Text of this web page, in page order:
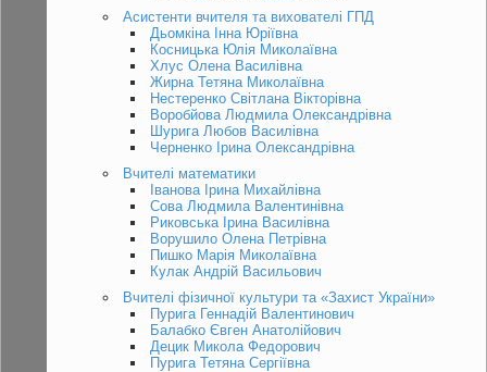
Асистенти вчителя та вихователі ГПД
Дьомкіна Інна Юріївна
Косницька Юлія Миколаївна
Хлус Олена Василівна
Жирна Тетяна Миколаївна
Нестеренко Світлана Вікторівна
Воробйова Людмила Олександрівна
Шурига Любов Василівна
Черненко Ірина Олександрівна
Вчителі математики
Іванова Ірина Михайлівна
Сова Людмила Валентинівна
Риковська Ірина Василівна
Ворушило Олена Петрівна
Пишко Марія Миколаївна
Кулак Андрій Васильович
Вчителі фізичної культури та «Захист України»
Пурига Геннадій Валентинович
Балабко Євген Анатолійович
Децик Микола Федорович
Пурига Тетяна Сергіївна